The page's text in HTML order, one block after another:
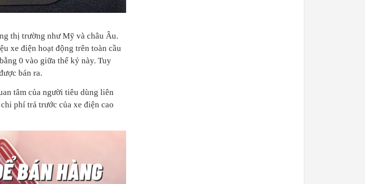
thị trường như Mỹ và châu Âu.
xe điện hoạt động trên toàn cầu
0 vào giữa thế kỷ này. Tuy
bán ra.
tâm của người tiêu dùng liên
phí trả trước của xe điện cao